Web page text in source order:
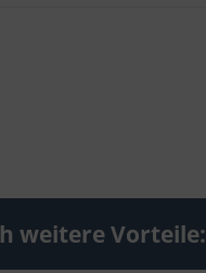
weitere Vorteile: